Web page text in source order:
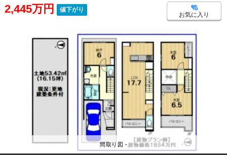
2,445万円 値下がり
お気に入り
間取り図 -